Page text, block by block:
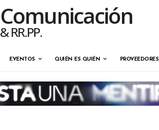
Comunicación
& RR.PP.
EVENTOS QUIÉN ES QUIÉN PROVEEDORES